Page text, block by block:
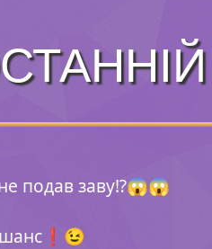
подав заву⁉️😱😱
шанс❗️😉